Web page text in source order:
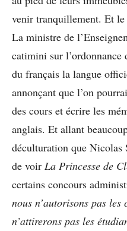
venir tranquillement. Et
La ministre de
catimini sur
du français la langue
annonçant que l’on
des cours et écrire les
anglais. Et allant
déculturation que Nicolas
de voir La Princesse de
certains concours
nous n’autorisons pas les
n’attirerons pas les